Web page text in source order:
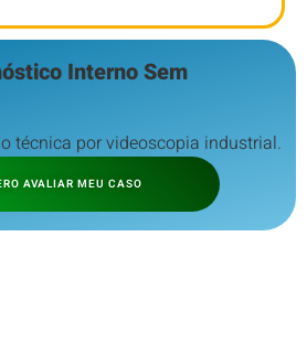
Interno Sem
técnica por videoscopia industrial.
AVALIAR MEU CASO